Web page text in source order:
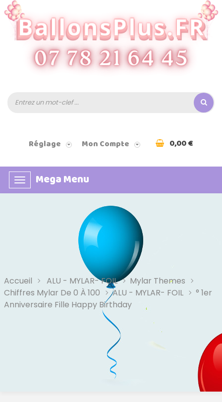
Réglage Mon Compte 0,00 €
Basculer
la
Mega Menu
Accueil ALU - MYLAR- FOIL
Mylar Themes
Chiffres Mylar De 0 À 100
ALU - MYLAR- FOIL
° 1er
Anniversaire Fille Happy Birthday